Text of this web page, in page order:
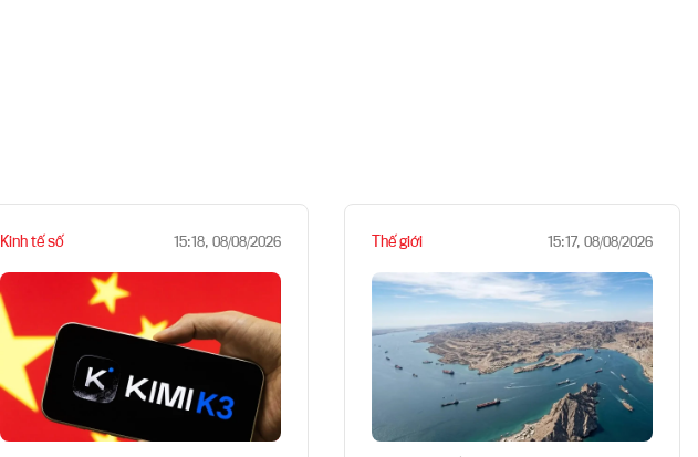
Kinh tế số 15:18, 08/08/2026 Thế giới 15:17, 08/08/2026